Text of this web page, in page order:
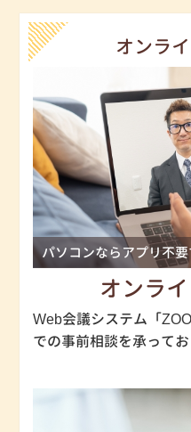
オンラ
パソコンならアプリ不要
オンラ
Web会議システム「
での事前相談を承ってお